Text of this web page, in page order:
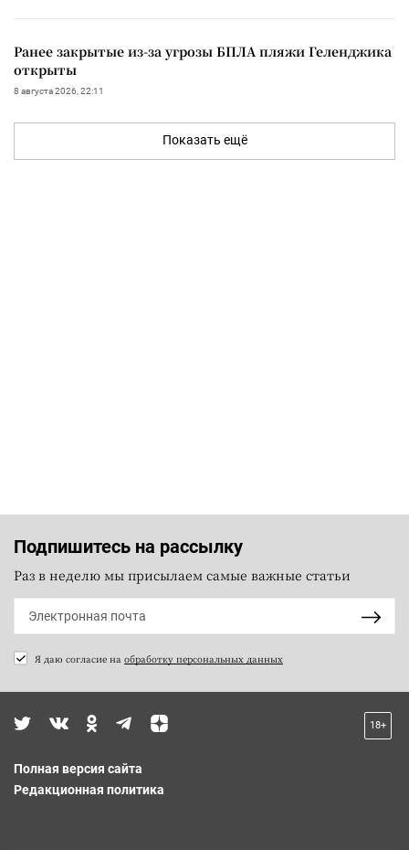
Ранее закрытые из-за угрозы БПЛА пляжи Геленджика
открыты
8 августа 2026, 22:11
Показать ещё
Подпишитесь на рассылку
Раз в неделю мы присылаем самые важные статьи
Я даю согласие на обработку персональных данных
18+
Полная версия сайта
Редакционная политика